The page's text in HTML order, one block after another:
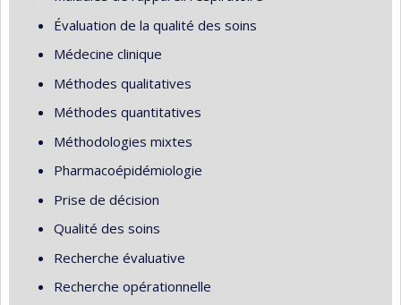
Évaluation de la qualité des soins
Médecine clinique
Méthodes qualitatives
Méthodes quantitatives
Méthodologies mixtes
Pharmacoépidémiologie
Prise de décision
Qualité des soins
Recherche évaluative
Recherche opérationnelle